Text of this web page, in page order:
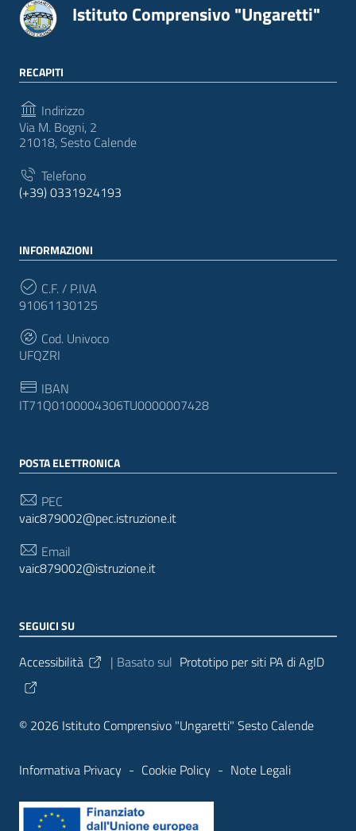
Istituto Comprensivo "Ungaretti"
RECAPITI
Indirizzo
Via M. Bogni, 2
21018, Sesto Calende
Telefono
(+39) 0331924193
INFORMAZIONI
C.F. / P.IVA
91061130125
Cod. Univoco
UFQZRI
IBAN
IT71Q0100004306TU0000007428
POSTA ELETTRONICA
PEC
vaic879002@pec.istruzione.it
Email
vaic879002@istruzione.it
SEGUICI SU
Sezione Link Utili
Accessibilità | Basato sul Prototipo per siti PA di AgID
© 2026 Istituto Comprensivo "Ungaretti" Sesto Calende
Informativa Privacy - Cookie Policy - Note Legali